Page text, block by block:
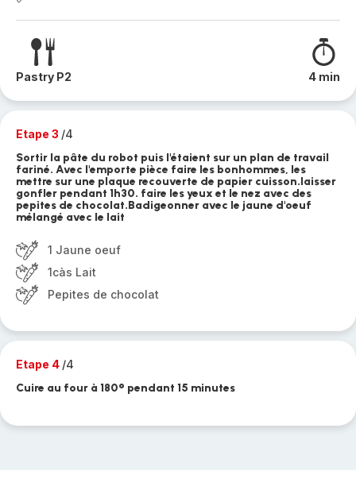
Pastry P2 4 min
Etape 3 /4
Sortir la pâte du robot puis l'étaient sur un plan de travail
fariné. Avec l'emporte pièce faire les bonhommes, les
mettre sur une plaque recouverte de papier cuisson.laisser
gonfler pendant 1h30. faire les yeux et le nez avec des
pepites de chocolat.Badigeonner avec le jaune d'oeuf
mélangé avec le lait
1 Jaune oeuf
1càs Lait
Pepites de chocolat
Etape 4 /4
Cuire au four à 180° pendant 15 minutes